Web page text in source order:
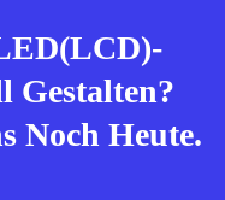
Gestalten?
Noch Heute.